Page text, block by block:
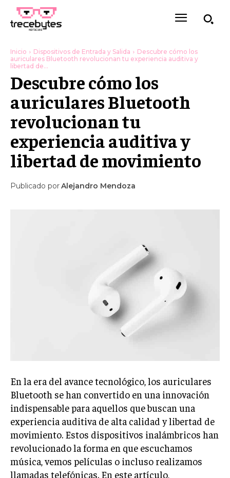
Inicio Dispositivos de Entrada y Salida
Descubre cómo los
auriculares Bluetooth revolucionan tu experiencia auditiva y
libertad de...
Descubre cómo los
auriculares Bluetooth
revolucionan tu
experiencia auditiva y
libertad de movimiento
Publicado porAlejandro Mendoza
En la era del avance tecnológico, los auriculares
Bluetooth se han convertido en una innovación
indispensable para aquellos que buscan una
experiencia auditiva de alta calidad y libertad de
movimiento. Estos dispositivos inalámbricos han
revolucionado la forma en que escuchamos
música, vemos películas o incluso realizamos
llamadas telefónicas. En este artículo,